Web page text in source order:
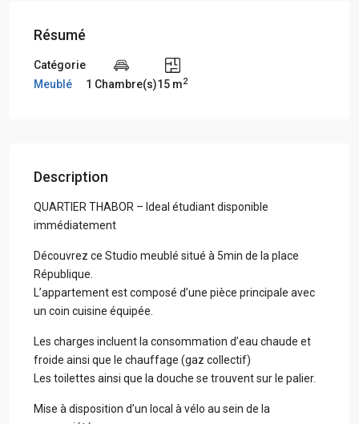
Résumé
Catégorie
Meublé
1 Chambre(s)15 m2
Description
QUARTIER THABOR – Ideal étudiant disponible
immédiatement
Découvrez ce Studio meublé situé à 5min de la place
République.
L’appartement est composé d’une pièce principale avec
un coin cuisine équipée.
Les charges incluent la consommation d’eau chaude et
froide ainsi que le chauffage (gaz collectif)
Les toilettes ainsi que la douche se trouvent sur le palier.
Mise à disposition d’un local à vélo au sein de la